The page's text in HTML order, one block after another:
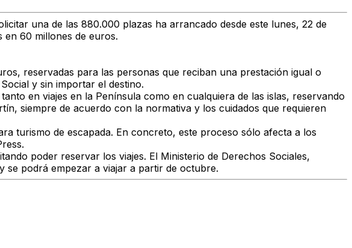
una de las 880.000 plazas ha arrancado desde este lunes, 22 de
en 60 millones de euros.
reservadas para las personas que reciban una prestación igual o
y sin importar el destino.
en viajes en la Península como en cualquiera de las islas, reservando
siempre de acuerdo con la normativa y los cuidados que requieren
turismo de escapada. En concreto, este proceso sólo afecta a los
poder reservar los viajes. El Ministerio de Derechos Sociales,
se podrá empezar a viajar a partir de octubre.